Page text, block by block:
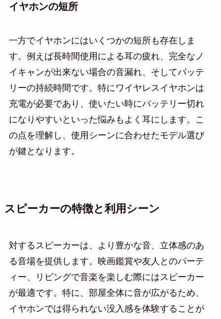
イヤホンの短所
一方でイヤホンにはいくつかの短所も存在しま
す。例えば長時間使用による耳の疲れ、完全なノ
イキャンが出来ない場合の音漏れ、そしてバッテ
リーの持続時間です。特にワイヤレスイヤホンは
充電が必要であり、使いたい時にバッテリー切れ
になりやすいといった悩みもよく耳にします。こ
の点を理解し、使用シーンに合わせたモデル選び
が鍵となります。
スピーカーの特徴と利用シーン
対するスピーカーは、より豊かな音、立体感のあ
る音場を提供します。映画鑑賞や友人とのパーテ
ィー、リビングで音楽を楽しむ際にはスピーカー
が最適です。特に、部屋全体に音が広がるため、
イヤホンでは得られない没入感を体験することが